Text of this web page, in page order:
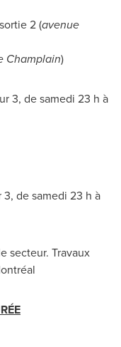
2 (avenue
Champlain)
3, de samedi 23 h à
de samedi 23 h à
secteur. Travaux